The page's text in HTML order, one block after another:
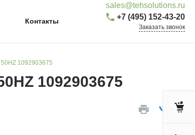
Контакты
sales@tehsolutions.ru
+7 (495) 152-43-20
Заказать звонок
1092903675
1092903675